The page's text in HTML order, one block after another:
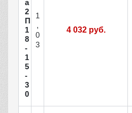
а
2
П
1
8
-
1
5
-
3
0
1
,
0
3
4 032 руб.